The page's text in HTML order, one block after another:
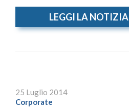
LEGGI LA NOTIZIA
25 Luglio 2014
Corporate